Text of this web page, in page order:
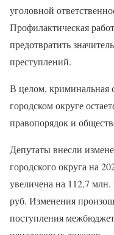
уголовной
Профилактическая
предотвратить
преступлений.
В целом, криминальная
городском округе
правопорядок и
Депутаты внесли
городского округа на
увеличена на 112,7
руб. Изменения
поступления